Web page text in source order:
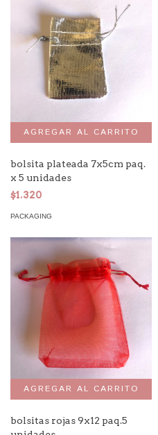
bolsita plateada 7x5cm paq.
x 5 unidades
$1.320
PACKAGING
bolsitas rojas 9x12 paq.5